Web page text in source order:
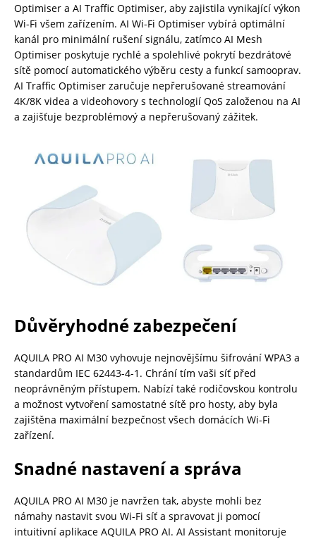
Optimiser a AI Traffic Optimiser, aby zajistila vynikající výkon
Wi-Fi všem zařízením. AI Wi-Fi Optimiser vybírá optimální
kanál pro minimální rušení signálu, zatímco AI Mesh
Optimiser poskytuje rychlé a spolehlivé pokrytí bezdrátové
sítě pomocí automatického výběru cesty a funkcí samooprav.
AI Traffic Optimiser zaručuje nepřerušované streamování
4K/8K videa a videohovory s technologií QoS založenou na AI
a zajišťuje bezproblémový a nepřerušovaný zážitek.
Důvěryhodné zabezpečení
AQUILA PRO AI M30 vyhovuje nejnovějšímu šifrování WPA3 a
standardům IEC 62443-4-1. Chrání tím vaši síť před
neoprávněným přístupem. Nabízí také rodičovskou kontrolu
a možnost vytvoření samostatné sítě pro hosty, aby byla
zajištěna maximální bezpečnost všech domácích Wi-Fi
zařízení.
Snadné nastavení a správa
AQUILA PRO AI M30 je navržen tak, abyste mohli bez
námahy nastavit svou Wi-Fi síť a spravovat ji pomocí
intuitivní aplikace AQUILA PRO AI. AI Assistant monitoruje